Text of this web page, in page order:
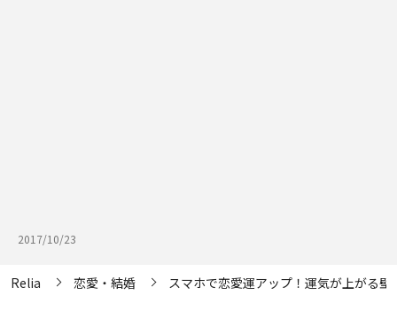
2017/10/23
Relia 恋愛・結婚 スマホで恋愛運アップ！運気が上がる